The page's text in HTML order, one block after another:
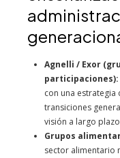
Agnelli / Exor
participaciones):
con una
transiciones
visión a largo
Grupos
sector alimentario